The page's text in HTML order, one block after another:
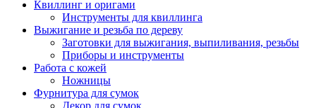
Квиллинг и оригами
Инструменты для квиллинга
Выжигание и резьба по дереву
Заготовки для выжигания, выпиливания, резьбы
Приборы и инструменты
Работа с кожей
Ножницы
Фурнитура для сумок
Декор для сумок